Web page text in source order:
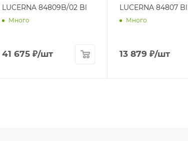
LUCERNA 84809B/02 Bl
Много
41 675 ₽/шт
LUCERNA 84807 Bl
Много
13 879 ₽/шт